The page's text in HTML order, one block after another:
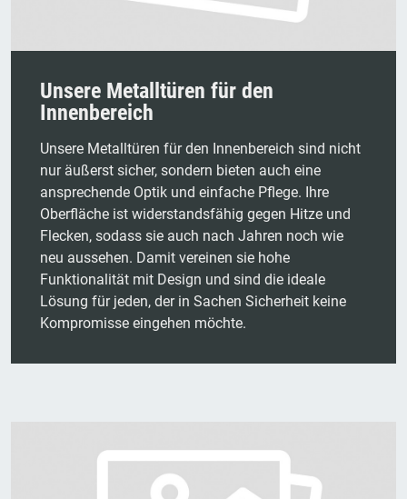
Unsere Metalltüren für den
Innenbereich
Unsere Metalltüren für den Innenbereich sind nicht
nur äußerst sicher, sondern bieten auch eine
ansprechende Optik und einfache Pflege. Ihre
Oberfläche ist widerstandsfähig gegen Hitze und
Flecken, sodass sie auch nach Jahren noch wie
neu aussehen. Damit vereinen sie hohe
Funktionalität mit Design und sind die ideale
Lösung für jeden, der in Sachen Sicherheit keine
Kompromisse eingehen möchte.